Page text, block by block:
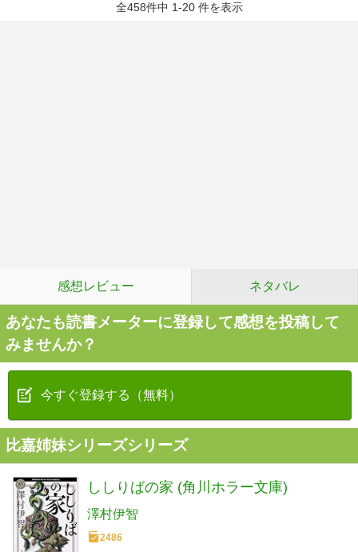
全458件中 1-20 件を表示
感想レビュー ネタバレ
あなたも読書メーターに登録して感想を投稿して
みませんか？
今すぐ登録する（無料）
比嘉姉妹シリーズシリーズ
ししりばの家 (角川ホラー文庫)
澤村伊智
2486